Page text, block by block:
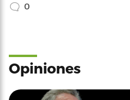
0
Opiniones